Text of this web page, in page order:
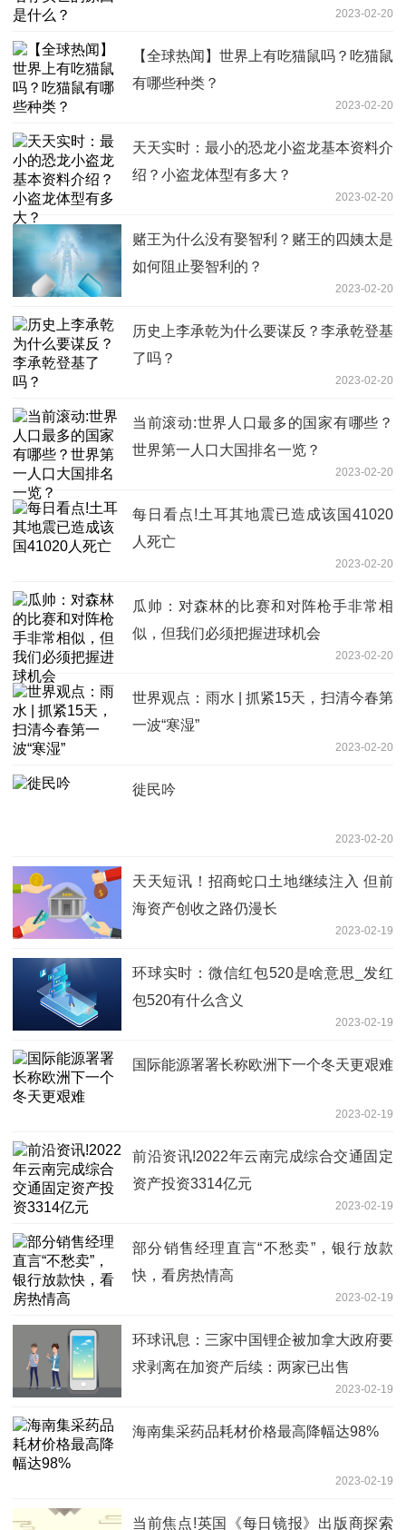
2023-02-20
【全球热闻】世界上有吃猫鼠吗？吃猫鼠
有哪些种类？
2023-02-20
天天实时：最小的恐龙小盗龙基本资料介
绍？小盗龙体型有多大？
2023-02-20
赌王为什么没有娶智利？赌王的四姨太是
如何阻止娶智利的？
2023-02-20
历史上李承乾为什么要谋反？李承乾登基
了吗？
2023-02-20
当前滚动:世界人口最多的国家有哪些？
世界第一人口大国排名一览？
2023-02-20
每日看点!土耳其地震已造成该国41020
人死亡
2023-02-20
瓜帅：对森林的比赛和对阵枪手非常相
似，但我们必须把握进球机会
2023-02-20
世界观点：雨水 | 抓紧15天，扫清今春第
一波“寒湿”
2023-02-20
徙民吟
2023-02-20
天天短讯！招商蛇口土地继续注入 但前
海资产创收之路仍漫长
2023-02-19
环球实时：微信红包520是啥意思_发红
包520有什么含义
2023-02-19
国际能源署署长称欧洲下一个冬天更艰难
2023-02-19
前沿资讯!2022年云南完成综合交通固定
资产投资3314亿元
2023-02-19
部分销售经理直言“不愁卖”，银行放款
快，看房热情高
2023-02-19
环球讯息：三家中国锂企被加拿大政府要
求剥离在加资产后续：两家已出售
2023-02-19
海南集采药品耗材价格最高降幅达98%
2023-02-19
当前焦点!英国《每日镜报》出版商探索